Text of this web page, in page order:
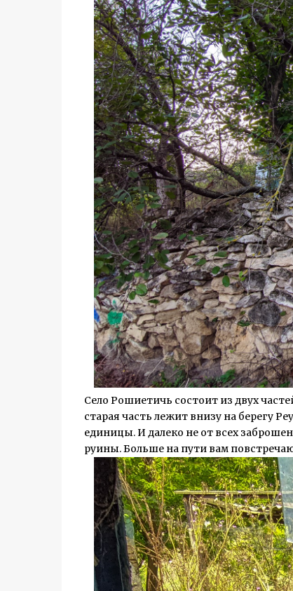
Село Рошиетичь состоит из двух
старая часть лежит внизу на берегу
единицы. И далеко не от всех
руины. Больше на пути вам